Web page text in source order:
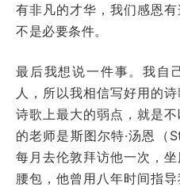
有非凡的才华，我们感恩
不是必要条件。
最后我想说一件事。我自
人，所以我相信写好用的
诗歌上最大的弱点，就是
的老师是斯图尔特·汤恩
每月去伦敦拜访他一次，
腰包，他曾用八年时间指